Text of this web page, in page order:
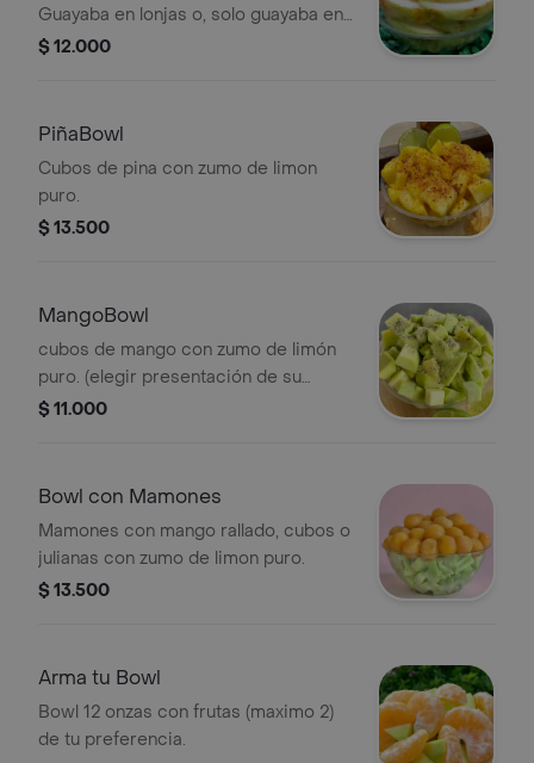
Guayaba en lonjas o, solo guayaba en
lonjas. DEBE ELEGIR.
$ 12.000
PiñaBowl
Cubos de pina con zumo de limon
puro.
$ 13.500
MangoBowl
cubos de mango con zumo de limón
puro. (elegir presentación de su
preferencia)
$ 11.000
Bowl con Mamones
Mamones con mango rallado, cubos o
julianas con zumo de limon puro.
$ 13.500
Arma tu Bowl
Bowl 12 onzas con frutas (maximo 2)
de tu preferencia.